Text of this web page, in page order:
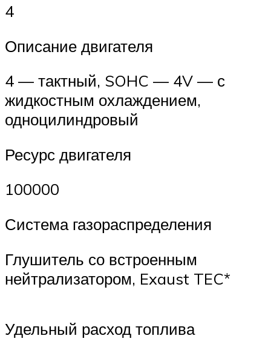
4
Описание двигателя
4 — тактный, SOHC — 4V — с
жидкостным охлаждением,
одноцилиндровый
Ресурс двигателя
100000
Система газораспределения
Глушитель со встроенным
нейтрализатором, Exaust TEC*
Удельный расход топлива